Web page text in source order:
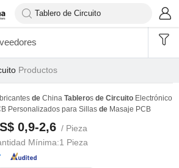
Productos
de China Tableros de Circuito Electrónico
Personalizados para Sillas de Masaje PCB
0,9-2,6 / Pieza
Mínima:1 Pieza